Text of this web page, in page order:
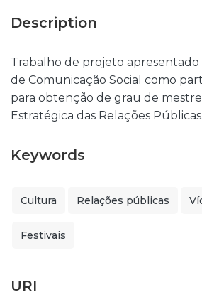
Description
Trabalho de projeto apresentado
de Comunicação Social como
para obtenção de grau de
Estratégica das Relações Públicas.
Keywords
Cultura Relações públicas
Festivais
URI